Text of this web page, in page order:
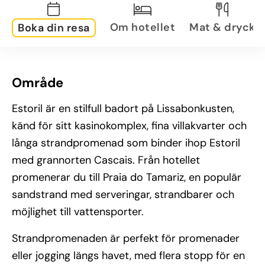
Boka din resa Om hotellet Mat & dryck
Område
Estoril är en stilfull badort på Lissabonkusten,
känd för sitt kasinokomplex, fina villakvarter och
långa strandpromenad som binder ihop Estoril
med grannorten Cascais. Från hotellet
promenerar du till Praia do Tamariz, en populär
sandstrand med serveringar, strandbarer och
möjlighet till vattensporter.
Strandpromenaden är perfekt för promenader
eller jogging längs havet, med flera stopp för en